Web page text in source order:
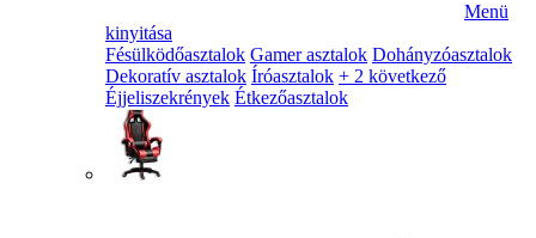
Menü
kinyitása
Fésülködőasztalok Gamer asztalok Dohányzóasztalok
Dekoratív asztalok Íróasztalok + 2 következő
Éjjeliszekrények Étkezőasztalok